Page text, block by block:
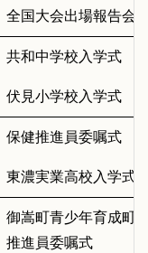
全国大会出場報告会
共和中学校入学式
伏見小学校入学式
保健推進員委嘱式
東濃実業高校入学式
御嵩町青少年育成町
推進員委嘱式